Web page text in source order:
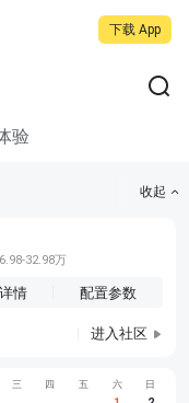
下载 App
验
收起
32.98万
情 配置参数
进入社区
三 四 五 六 日